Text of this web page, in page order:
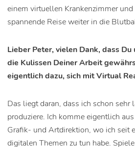
einem virtuellen Krankenzimmer
spannende Reise weiter in die
Lieber Peter, vielen Dank, dass
die Kulissen Deiner Arbeit
eigentlich dazu, sich mit Virtual
Das liegt daran, dass ich schon sehr
produziere. Ich komme eigentlich
Grafik- und Artdirektion, wo ich seit
digitalen Themen zu tun habe.